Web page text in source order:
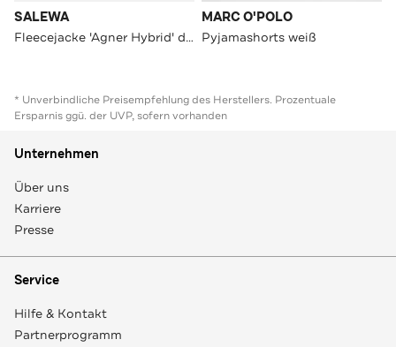
SALEWA
Fleecejacke 'Agner Hybrid' dunkelblau
MARC O'POLO
Pyjamashorts weiß
* Unverbindliche Preisempfehlung des Herstellers. Prozentuale
Ersparnis ggü. der UVP, sofern vorhanden
Unternehmen
Über uns
Karriere
Presse
Service
Hilfe & Kontakt
Partnerprogramm